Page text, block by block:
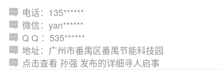
电话：135******
微信：yan******
Q Q ：535******
地址：广州市番禺区番禺节能科技园
点击查看 孙强 发布的详细寻人启事